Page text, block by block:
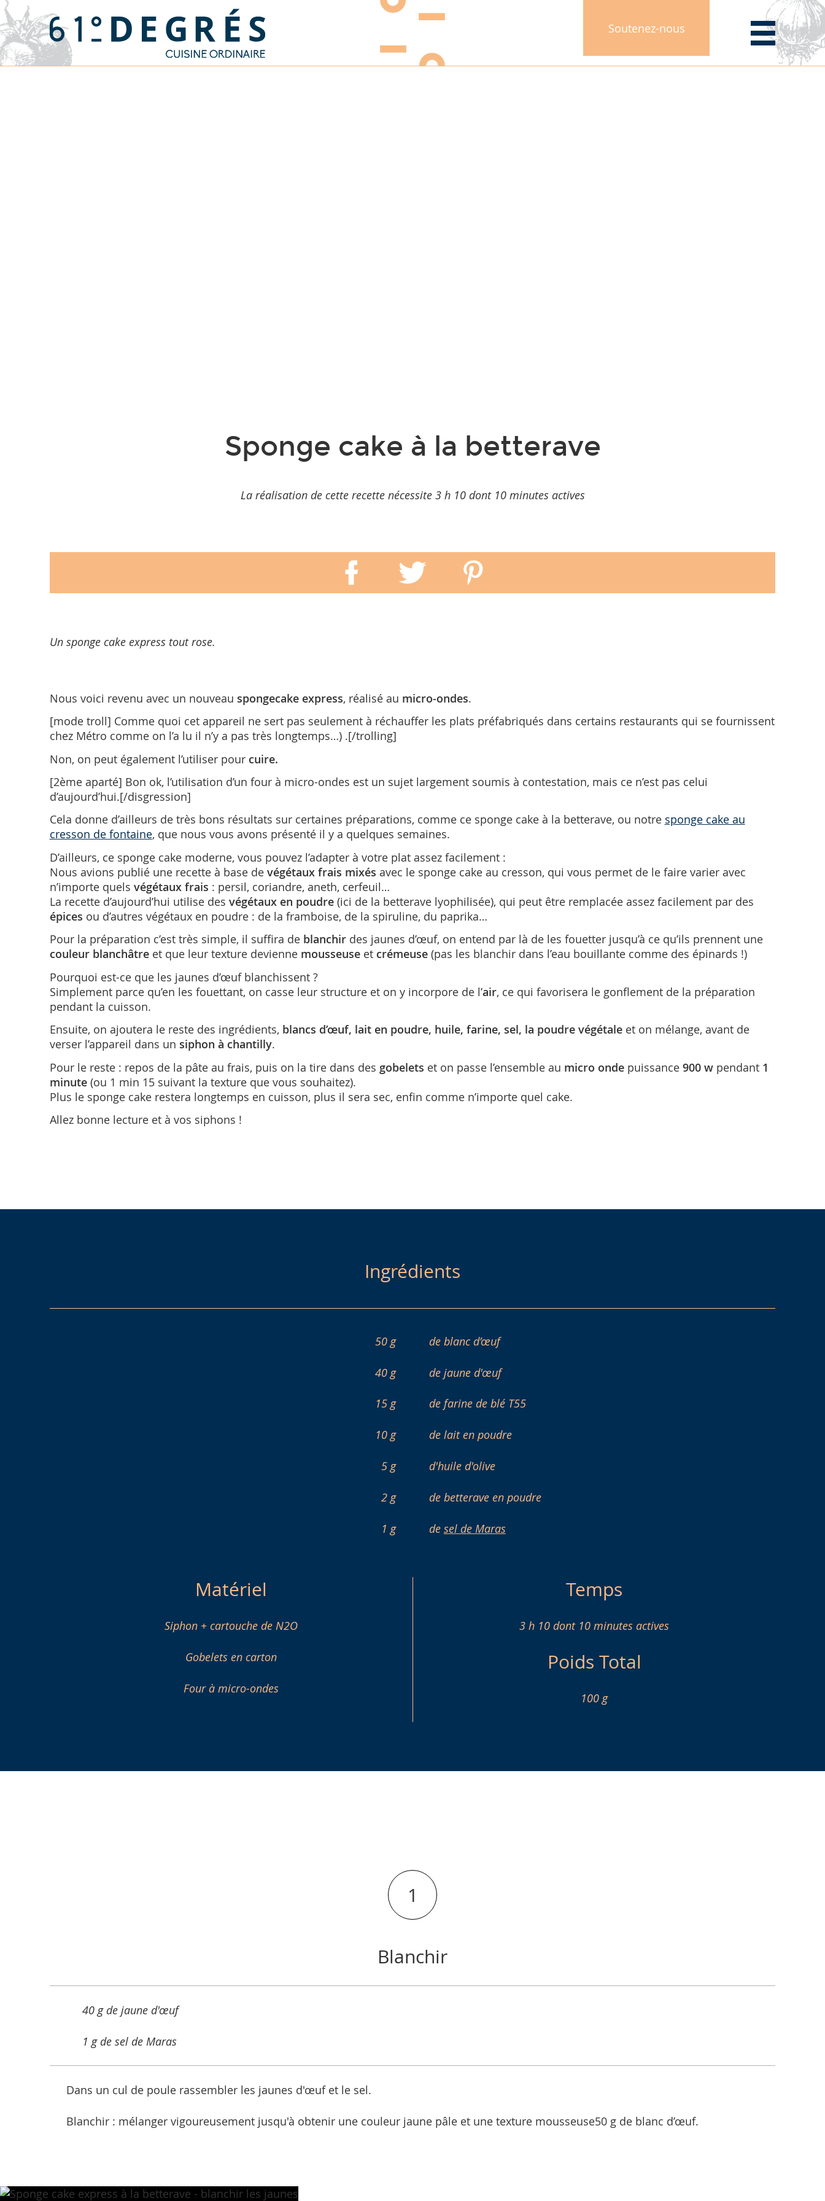
Soutenez-nous
Sponge cake à la betterave
La réalisation de cette recette nécessite 3 h 10 dont 10 minutes actives
Un sponge cake express tout rose.
Nous voici revenu avec un nouveau spongecake express, réalisé au micro-ondes.
[mode troll] Comme quoi cet appareil ne sert pas seulement à réchauffer les plats préfabriqués dans certains restaurants qui se fournissent
chez Métro comme on l’a lu il n’y a pas très longtemps…) .[/trolling]
Non, on peut également l’utiliser pour cuire.
[2ème aparté] Bon ok, l’utilisation d’un four à micro-ondes est un sujet largement soumis à contestation, mais ce n’est pas celui
d’aujourd’hui.[/disgression]
Cela donne d’ailleurs de très bons résultats sur certaines préparations, comme ce sponge cake à la betterave, ou notre sponge cake au
cresson de fontaine, que nous vous avons présenté il y a quelques semaines.
D’ailleurs, ce sponge cake moderne, vous pouvez l’adapter à votre plat assez facilement :
Nous avions publié une recette à base de végétaux frais mixés avec le sponge cake au cresson, qui vous permet de le faire varier avec
n’importe quels végétaux frais : persil, coriandre, aneth, cerfeuil…
La recette d’aujourd’hui utilise des végétaux en poudre (ici de la betterave lyophilisée), qui peut être remplacée assez facilement par des
épices ou d’autres végétaux en poudre : de la framboise, de la spiruline, du paprika…
Pour la préparation c’est très simple, il suffira de blanchirdes jaunes d’œuf, on entend par là de les fouetter jusqu’à ce qu’ils prennent une
couleur blanchâtreet que leur texture devienne mousseuseet crémeuse(pas les blanchir dans l’eau bouillante comme des épinards !)
Pourquoi est-ce que les jaunes d’œuf blanchissent ?
Simplement parce qu’en les fouettant, on casse leur structure et on y incorpore de l’air, ce qui favorisera le gonflement de la préparation
pendant la cuisson.
Ensuite, on ajoutera le reste des ingrédients, blancs d’œuf, lait en poudre, huile, farine, sel, la poudre végétaleet on mélange, avant de
verser l’appareil dans un siphon à chantilly.
Pour le reste : repos de la pâte au frais, puis on la tire dans des gobelets et on passe l’ensemble au micro ondepuissance 900 wpendant1
minute(ou 1 min 15 suivant la texture que vous souhaitez).
Plus le sponge cake restera longtemps en cuisson, plus il sera sec, enfin comme n’importe quel cake.
Allez bonne lecture et à vos siphons !
Ingrédients
50 g de blanc d’œuf
40 g de jaune d'œuf
15 g de farine de blé T55
10 g de lait en poudre
5 g d'huile d'olive
2 g de betterave en poudre
1 g de sel de Maras
Matériel
Siphon + cartouche de N2O
Gobelets en carton
Four à micro-ondes
Temps
3 h 10 dont 10 minutes actives
Poids Total
100 g
1
Blanchir
40 g de jaune d'œuf
1 g de sel de Maras
Dans un cul de poule rassembler les jaunes d'œuf et le sel.
Blanchir : mélanger vigoureusement jusqu'à obtenir une couleur jaune pâle et une texture mousseuse50 g de blanc d’œuf.